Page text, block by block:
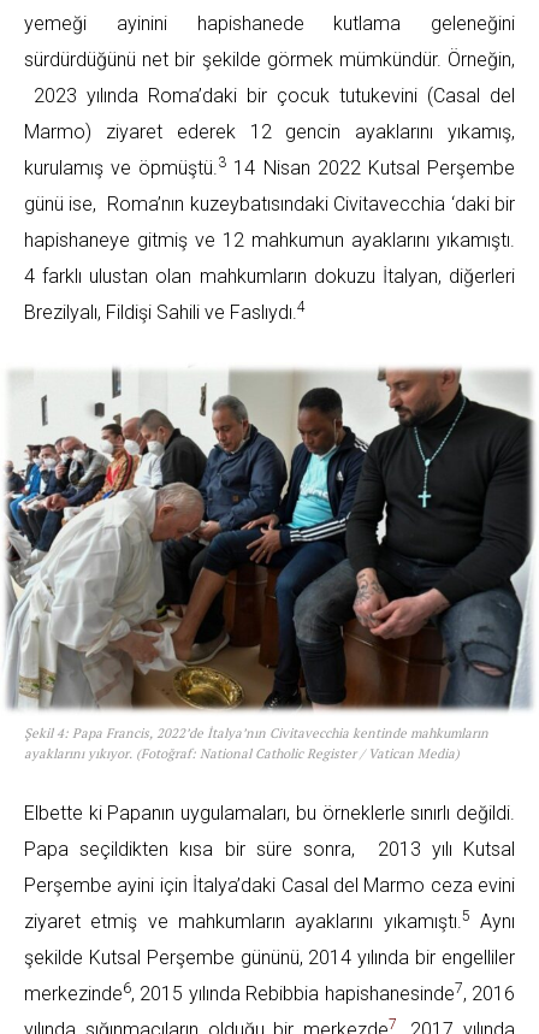
yemeği ayinini hapishanede kutlama geleneğini
sürdürdüğünü net bir şekilde görmek mümkündür. Örneğin,
2023 yılında Roma’daki bir çocuk tutukevini (Casal del
Marmo) ziyaret ederek 12 gencin ayaklarını yıkamış,
kurulamış ve öpmüştü. 3 14 Nisan 2022 Kutsal Perşembe
günü ise, Roma’nın kuzeybatısındaki Civitavecchia ‘daki bir
hapishaneye gitmiş ve 12 mahkumun ayaklarını yıkamıştı.
4 farklı ulustan olan mahkumların dokuzu İtalyan, diğerleri
Brezilyalı, Fildişi Sahili ve Faslıydı. 4
Şekil 4: Papa Francis, 2022’de İtalya’nın Civitavecchia kentinde mahkumların
ayaklarını yıkıyor. (Fotoğraf: National Catholic Register / Vatican Media)
Elbette ki Papanın uygulamaları, bu örneklerle sınırlı değildi.
Papa seçildikten kısa bir süre sonra, 2013 yılı Kutsal
Perşembe ayini için İtalya’daki Casal del Marmo ceza evini
ziyaret etmiş ve mahkumların ayaklarını yıkamıştı. 5
Aynı
şekilde Kutsal Perşembe gününü, 2014 yılında bir engelliler
merkezinde6, 2015 yılında Rebibbia hapishanesinde7, 2016
yılında sığınmacıların olduğu bir merkezde7 , 2017 yılında